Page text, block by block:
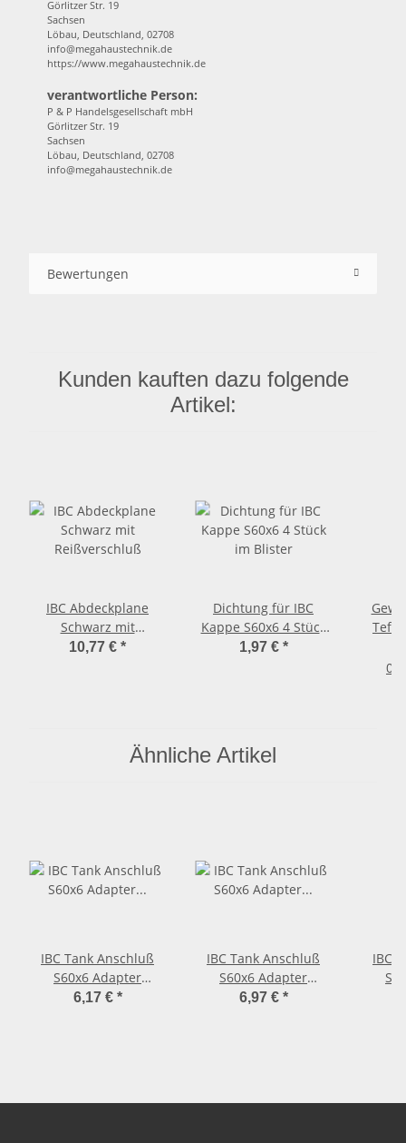
Görlitzer Str. 19
Sachsen
Löbau, Deutschland, 02708
info@megahaustechnik.de
https://www.megahaustechnik.de
verantwortliche Person:
P & P Handelsgesellschaft mbH
Görlitzer Str. 19
Sachsen
Löbau, Deutschland, 02708
info@megahaustechnik.de
Bewertungen
Kunden kauften dazu folgende
Artikel:
IBC Abdeckplane
Schwarz mit
Reißverschluß
10,77 € *
Dichtung für IBC
Kappe S60x6 4 Stück
im Blister
1,97 € *
Ähnliche Artikel
IBC Tank Anschluß
S60x6 Adapter
Volldurchlass-
6,17 € *
IBC Tank Anschluß
S60x6 Adapter
Volldurchlass-
6,97 € *
IBC